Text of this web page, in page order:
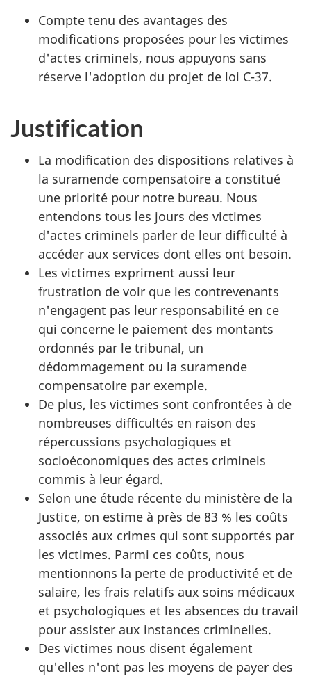
Compte tenu des avantages des
modifications proposées pour les victimes
d'actes criminels, nous appuyons sans
réserve l'adoption du projet de loi C-37.
Justification
La modification des dispositions relatives à
la suramende compensatoire a constitué
une priorité pour notre bureau. Nous
entendons tous les jours des victimes
d'actes criminels parler de leur difficulté à
accéder aux services dont elles ont besoin.
Les victimes expriment aussi leur
frustration de voir que les contrevenants
n'engagent pas leur responsabilité en ce
qui concerne le paiement des montants
ordonnés par le tribunal, un
dédommagement ou la suramende
compensatoire par exemple.
De plus, les victimes sont confrontées à de
nombreuses difficultés en raison des
répercussions psychologiques et
socioéconomiques des actes criminels
commis à leur égard.
Selon une étude récente du ministère de la
Justice, on estime à près de 83 % les coûts
associés aux crimes qui sont supportés par
les victimes. Parmi ces coûts, nous
mentionnons la perte de productivité et de
salaire, les frais relatifs aux soins médicaux
et psychologiques et les absences du travail
pour assister aux instances criminelles.
Des victimes nous disent également
qu'elles n'ont pas les moyens de payer des